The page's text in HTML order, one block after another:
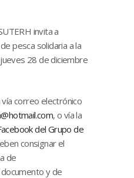
invita a
pesca solidaria a la
28 de diciembre
vía correo electrónico
, o vía la
del Grupo de
consignar el
de
y de